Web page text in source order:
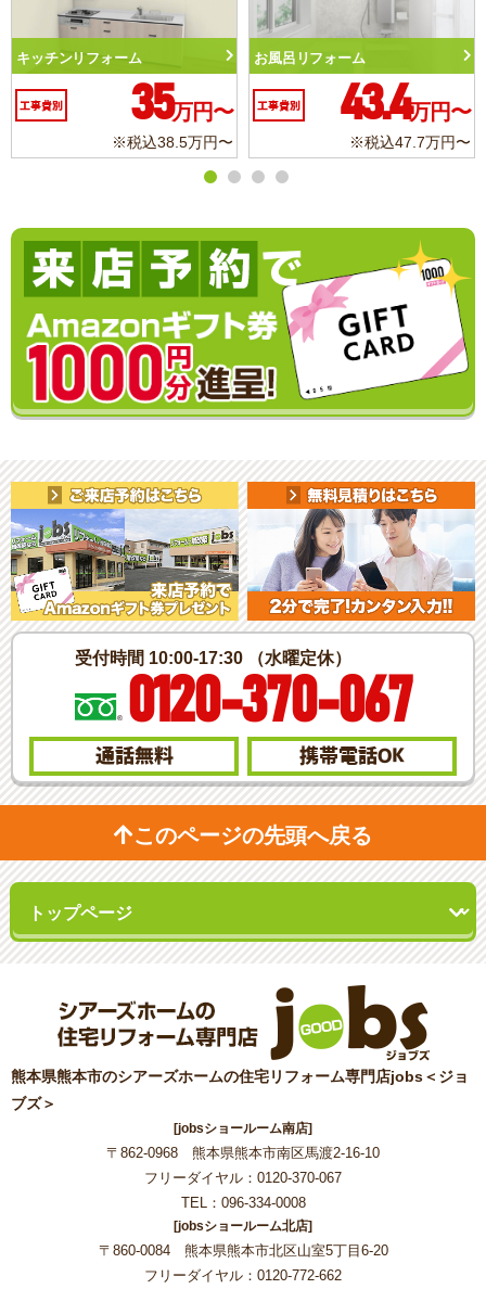
フォーム
43.4 万円〜
※税込47.7万円〜
トイレリフォーム
工事費別 10.3万円〜
※税込11.3万円〜
洗面化
工事費別
受付時間 10:00-17:30 （水曜定休）
0120-370-067
通話無料 携帯電話OK
このページの先頭へ戻る
熊本県熊本市のシアーズホームの住宅リフォーム専門店jobs＜ジョ
ブズ＞
[jobsショールーム南店]
〒862-0968 熊本県熊本市南区馬渡2-16-10
フリーダイヤル：0120-370-067
TEL：096-334-0008
[jobsショールーム北店]
〒860-0084 熊本県熊本市北区山室5丁目6-20
フリーダイヤル：0120-772-662